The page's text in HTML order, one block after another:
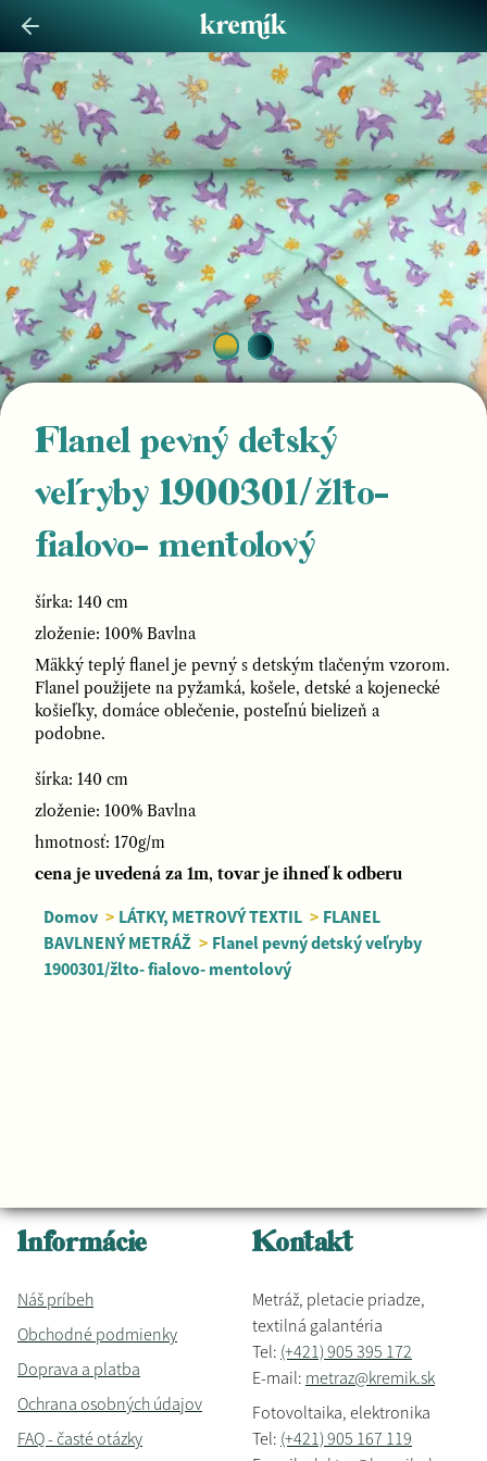
Flanel pevný detský
veľryby 1900301/žlto-
fialovo- mentolový
šírka: 140 cm
zloženie: 100% Bavlna
Mäkký teplý flanel je pevný s detským tlačeným vzorom.
Flanel použijete na pyžamká, košele, detské a kojenecké
košieľky, domáce oblečenie, posteľnú bielizeň a
podobne.
šírka: 140 cm
zloženie: 100% Bavlna
hmotnosť: 170g/m
cena je uvedená za 1m, tovar je ihneď k odberu
Domov > LÁTKY, METROVÝ TEXTIL > FLANEL
BAVLNENÝ METRÁŽ > Flanel pevný detský veľryby
1900301/žlto- fialovo- mentolový
Informácie
Náš príbeh
Obchodné podmienky
Doprava a platba
Ochrana osobných údajov
FAQ - časté otázky
Kontakt
Metráž, pletacie priadze,
textilná galantéria
Tel: (+421) 905 395 172
E-mail: metraz@kremik.sk
Fotovoltaika, elektronika
Tel: (+421) 905 167 119